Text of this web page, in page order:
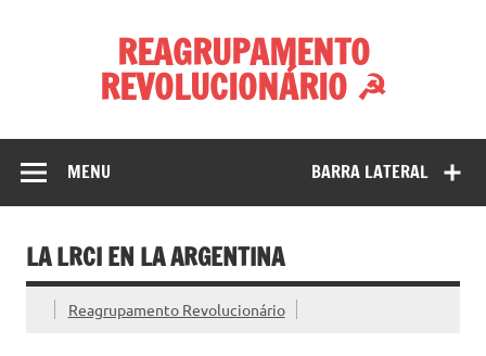
REAGRUPAMENTO
REVOLUCIONÁRIO ☭
BARRA LATERAL
MENU
LA LRCI EN LA ARGENTINA
Reagrupamento Revolucionário